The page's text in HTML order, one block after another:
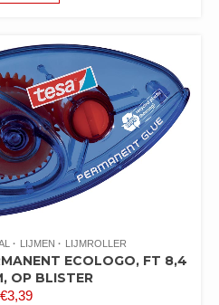
LIJMEN LIJMROLLER
ECOLOGO, FT 8,4
OP BLISTER
€3,39